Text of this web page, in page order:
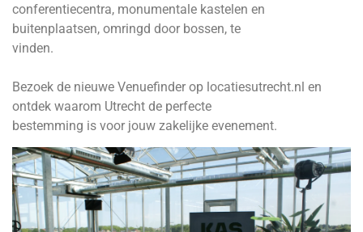
conferentiecentra, monumentale kastelen en
buitenplaatsen, omringd door bossen, te
vinden.
Bezoek de nieuwe Venuefinder op locatiesutrecht.nl en
ontdek waarom Utrecht de perfecte
bestemming is voor jouw zakelijke evenement.